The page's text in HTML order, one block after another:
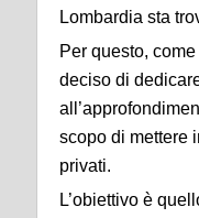
Lombardia sta
Per questo,
deciso di
scopo di mettere
privati.
L’obiettivo è